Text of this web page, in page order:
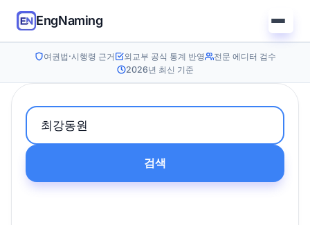
EngNaming
여권법·시행령 근거 외교부 공식 통계 반영
전문 에디터 검수
2026년 최신 기준
검색